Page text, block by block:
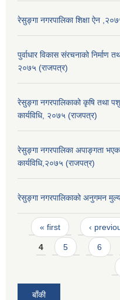
रेसुङ्गा नगरपालिका शिक्षा ऐन
पुर्वाधार विकास संरचनाको निर्माण
२०७५ (राजपत्र)
रेसुङ्गा नगरपालिकाको कृषि
कार्यविधि, २०७५ (राजपत्र)
रेसुङ्गा नगरपालिका अपाङ्गता
कार्यविधि,२०७५ (राजपत्र)
रेसुङ्गा नगरपालिकाको अनुगमन
Pages
« first ‹
4 5 6
बाँकी